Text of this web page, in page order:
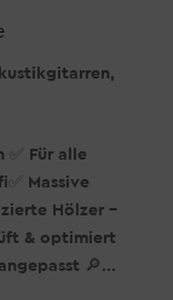
,
✅ Für alle
Massive
Hölzer –
& optimiert
🔎...